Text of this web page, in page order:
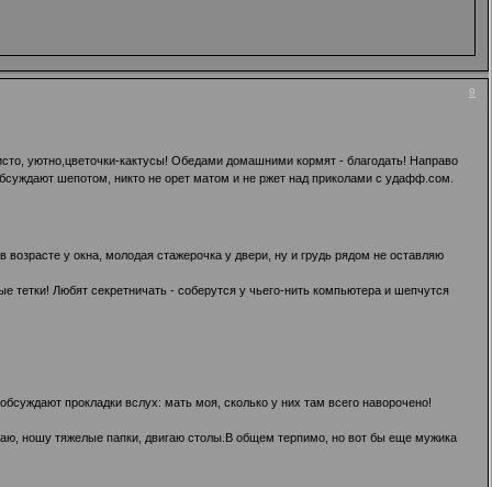
9
уютно,цветочки-кактусы! Обедами домашними кормят - благодать! Направо
шепотом, никто не орет матом и не ржет над приколами с удафф.сом.
у окна, молодая стажерочка у двери, ну и грудь рядом не оставляю
Любят секретничать - соберутся у чьего-нить компьютера и шепчутся
прокладки вслух: мать моя, сколько у них там всего наворочено!
ношу тяжелые папки, двигаю столы.В общем терпимо, но вот бы еще мужика